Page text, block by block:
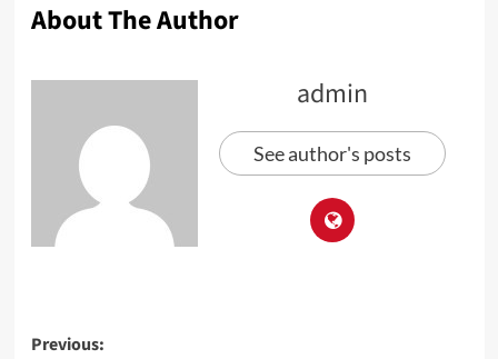
About The Author
admin
See author's posts
Previous: